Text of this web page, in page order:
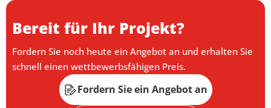
Bereit für Ihr Projekt?
Fordern Sie noch heute ein Angebot an und erhalten Sie
schnell einen wettbewerbsfähigen Preis.
Fordern Sie ein Angebot an